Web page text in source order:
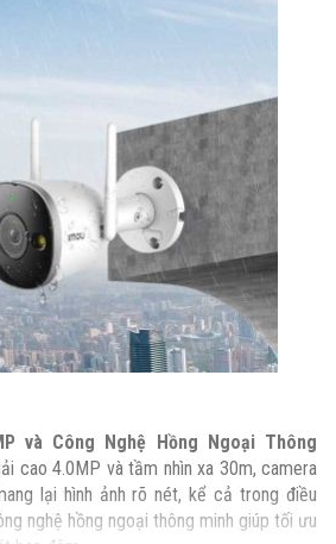
và Công Nghệ Hồng Ngoại Thông
cao 4.0MP và tầm nhìn xa 30m, camera
lại hình ảnh rõ nét, kể cả trong điều
nghệ hồng ngoại thông minh giúp tối ưu